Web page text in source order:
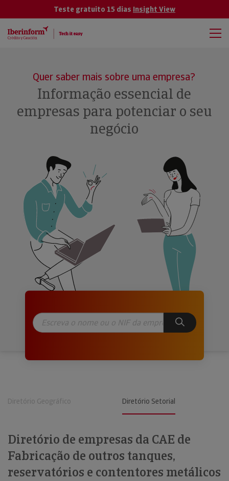
Teste gratuito 15 dias Insight View
Quer saber mais sobre uma empresa?
Informação essencial de
empresas para potenciar o seu
negócio
Diretório Geográfico Diretório Setorial
Diretório de empresas da CAE de
Fabricação de outros tanques,
reservatórios e contentores metálicos